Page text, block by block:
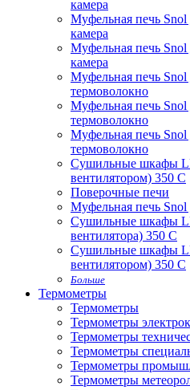
камера
Муфельная печь Snol
камера
Муфельная печь Snol
камера
Муфельная печь Snol
термоволокно
Муфельная печь
термоволокно
Муфельная печь
термоволокно
Сушильные шкафы
вентилятором) 350 С
Поверочные печи
Муфельная печь Snol
Сушильные шкафы LP
вентилятора) 350 С
Сушильные шкафы
вентилятором) 350 С
Больше
Термометры
Термометры
Термометры
Термометры
Термометры
Термометры
Термометры